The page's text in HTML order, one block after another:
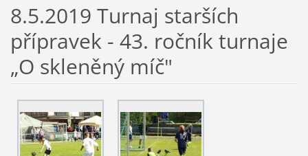
8.5.2019 Turnaj starších
přípravek - 43. ročník turnaje
„O skleněný míč"